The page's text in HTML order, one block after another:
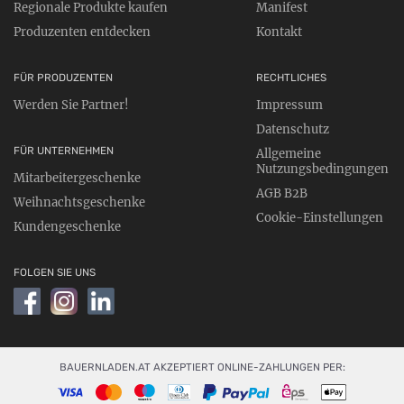
Regionale Produkte kaufen
Produzenten entdecken
FÜR PRODUZENTEN
Werden Sie Partner!
FÜR UNTERNEHMEN
Mitarbeitergeschenke
Weihnachtsgeschenke
Kundengeschenke
RECHTLICHES
Impressum
Datenschutz
Allgemeine
Nutzungsbedingungen
AGB B2B
Cookie-Einstellungen
Manifest
Kontakt
FOLGEN SIE UNS
BAUERNLADEN.AT AKZEPTIERT ONLINE-ZAHLUNGEN PER: